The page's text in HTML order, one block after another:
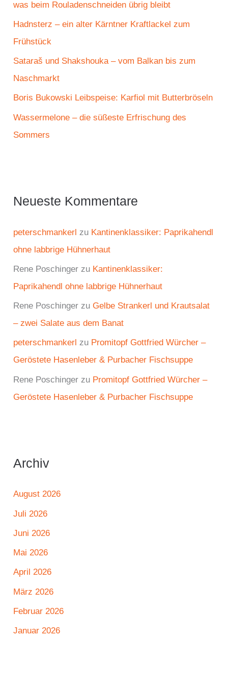
a
c
h
was beim Rouladenschneiden übrig bleibt
Hadnsterz – ein alter Kärntner Kraftlackel zum
Frühstück
Sataraš und Shakshouka – vom Balkan bis zum
Naschmarkt
Boris Bukowski Leibspeise: Karfiol mit Butterbröseln
Wassermelone – die süßeste Erfrischung des
Sommers
Neueste Kommentare
peterschmankerl zu Kantinenklassiker: Paprikahendl
ohne labbrige Hühnerhaut
Rene Poschinger zu Kantinenklassiker:
Paprikahendl ohne labbrige Hühnerhaut
Rene Poschinger zuGelbe Strankerl und Krautsalat
– zwei Salate aus dem Banat
peterschmankerl zu Promitopf Gottfried Würcher –
Geröstete Hasenleber & Purbacher Fischsuppe
Rene Poschinger zu Promitopf Gottfried Würcher –
Geröstete Hasenleber & Purbacher Fischsuppe
Archiv
August 2026
Juli 2026
Juni 2026
Mai 2026
April 2026
März 2026
Februar 2026
Januar 2026